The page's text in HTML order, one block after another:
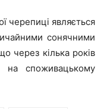
черепиці являється
сонячними
через кілька років
на споживацькому